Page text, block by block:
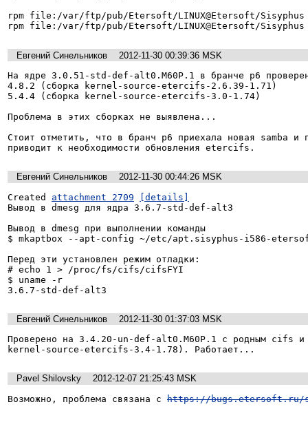
rpm file:/var/ftp/pub/Etersoft/LINUX@Etersoft/Sisyphus
rpm file:/var/ftp/pub/Etersoft/LINUX@Etersoft/Sisyphus
Евгений Синельников
2012-11-30 00:39:36 MSK
На ядре 3.0.51-std-def-alt0.M60P.1 в бранче p6
4.8.2 (сборка kernel-source-etercifs-2.6.39-1.71)
5.4.4 (сборка kernel-source-etercifs-3.0-1.74)
Проблема в этих сборках не выявлена...
Стоит отметить, что в бранч p6 приехала новая
приводит к необходимости обновления etercifs.
Евгений Синельников
2012-11-30 00:44:26 MSK
Created attachment 2709
[details]
Вывод в dmesg для ядра 3.6.7-std-def-alt3
Вывод в dmesg при выполнении команды
$ mkaptbox --apt-config ~/etc/apt.sisyphus-i586-
Перед эти установлен режим отладки:
# echo 1 > /proc/fs/cifs/cifsFYI
$ uname -r
3.6.7-std-def-alt3
Евгений Синельников
2012-11-30 01:37:03 MSK
Проверено на 3.4.20-un-def-alt0.M60P.1 с родным cifs
kernel-source-etercifs-3.4-1.78). Работает...
Pavel Shilovsky
2012-12-07 21:25:43 MSK
Возможно, проблема связана с https://bugs.etersoft.ru/